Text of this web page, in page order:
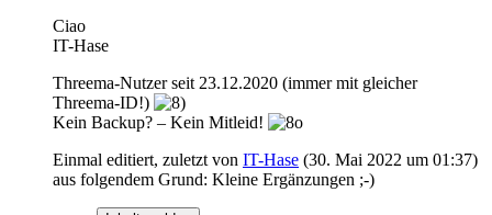
Ciao
IT-Hase
Threema-Nutzer seit 23.12.2020 (immer mit gleicher
Threema-ID!)
Kein Backup? – Kein Mitleid!
Einmal editiert, zuletzt von IT-Hase (30. Mai 2022 um 01:37)
aus folgendem Grund: Kleine Ergänzungen ;-)